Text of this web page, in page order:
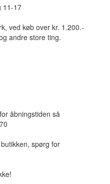
11-17
ved køb over kr. 1.200.-
andre store ting.
åbningstiden så
spørg for